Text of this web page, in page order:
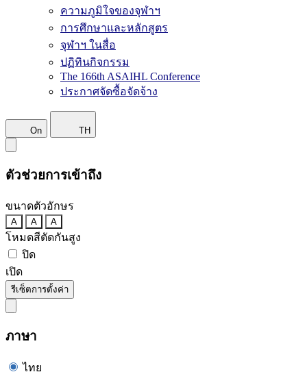
ความภูมิใจของจุฬาฯ
การศึกษาและหลักสูตร
จุฬาฯ ในสื่อ
ปฏิทินกิจกรรม
The 166th ASAIHL Conference
ประกาศจัดซื้อจัดจ้าง
On TH
ตัวช่วยการเข้าถึง
ขนาดตัวอักษร
A A A
โหมดสีตัดกันสูง
ปิด
เปิด
รีเซ็ตการตั้งค่า
ภาษา
ไทย